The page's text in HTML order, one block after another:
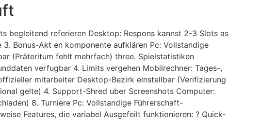
begleitend referieren Desktop: Respons kannst 2-3 Slots as
Bonus-Akt en komponente aufklären Pc: Vollstandige
(Präteritum fehlt mehrfach) three. Spielstatistiken
verfugbar 4. Limits vergehen Mobilrechner: Tages-,
mitarbeiter Desktop-Bezirk einstellbar (Verifizierung
gelte) 4. Support-Shred uber Screenshots Computer:
8. Turniere Pc: Vollstandige Führerschaft-
Features, die variabel Ausgefeilt funktionieren: ? Quick-